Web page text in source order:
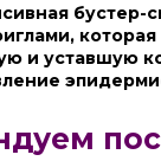
бустер-
и уставшую